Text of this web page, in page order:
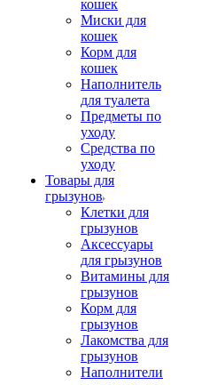
кошек
Миски для
кошек
Корм для
кошек
Наполнитель
для туалета
Предметы по
уходу
Средства по
уходу
Товары для
грызунов
Клетки для
грызунов
Аксессуары
для грызунов
Витамины для
грызунов
Корм для
грызунов
Лакомства для
грызунов
Наполнители